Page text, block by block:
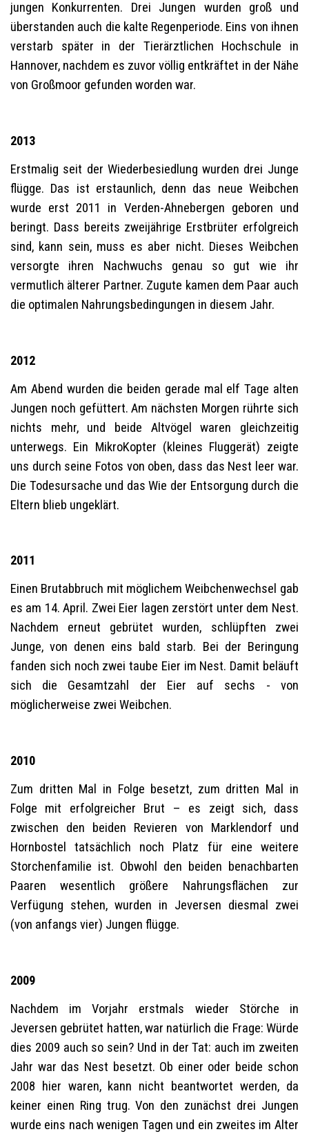
jungen Konkurrenten. Drei Jungen wurden groß und
überstanden auch die kalte Regenperiode. Eins von ihnen
verstarb später in der Tierärztlichen Hochschule in
Hannover, nachdem es zuvor völlig entkräftet in der Nähe
von Großmoor gefunden worden war.
2013
Erstmalig seit der Wiederbesiedlung wurden drei Junge
flügge. Das ist erstaunlich, denn das neue Weibchen
wurde erst 2011 in Verden-Ahnebergen geboren und
beringt. Dass bereits zweijährige Erstbrüter erfolgreich
sind, kann sein, muss es aber nicht. Dieses Weibchen
versorgte ihren Nachwuchs genau so gut wie ihr
vermutlich älterer Partner. Zugute kamen dem Paar auch
die optimalen Nahrungsbedingungen in diesem Jahr.
2012
Am Abend wurden die beiden gerade mal elf Tage alten
Jungen noch gefüttert. Am nächsten Morgen rührte sich
nichts mehr, und beide Altvögel waren gleichzeitig
unterwegs. Ein MikroKopter (kleines Fluggerät) zeigte
uns durch seine Fotos von oben, dass das Nest leer war.
Die Todesursache und das Wie der Entsorgung durch die
Eltern blieb ungeklärt.
2011
Einen Brutabbruch mit möglichem Weibchenwechsel gab
es am 14. April. Zwei Eier lagen zerstört unter dem Nest.
Nachdem erneut gebrütet wurden, schlüpften zwei
Junge, von denen eins bald starb. Bei der Beringung
fanden sich noch zwei taube Eier im Nest. Damit beläuft
sich die Gesamtzahl der Eier auf sechs - von
möglicherweise zwei Weibchen.
2010
Zum dritten Mal in Folge besetzt, zum dritten Mal in
Folge mit erfolgreicher Brut – es zeigt sich, dass
zwischen den beiden Revieren von Marklendorf und
Hornbostel tatsächlich noch Platz für eine weitere
Storchenfamilie ist. Obwohl den beiden benachbarten
Paaren wesentlich größere Nahrungsflächen zur
Verfügung stehen, wurden in Jeversen diesmal zwei
(von anfangs vier) Jungen flügge.
2009
Nachdem im Vorjahr erstmals wieder Störche in
Jeversen gebrütet hatten, war natürlich die Frage: Würde
dies 2009 auch so sein? Und in der Tat: auch im zweiten
Jahr war das Nest besetzt. Ob einer oder beide schon
2008 hier waren, kann nicht beantwortet werden, da
keiner einen Ring trug. Von den zunächst drei Jungen
wurde eins nach wenigen Tagen und ein zweites im Alter